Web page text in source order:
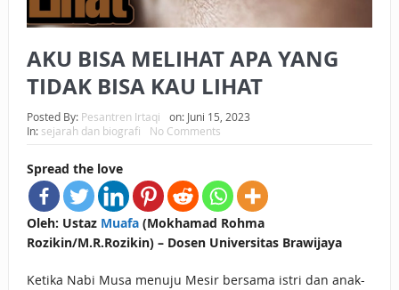
ISTIDLAL BATIL VS ISTIDLAL SYAR’I
BAHASA CINTA KARENA ALLAH
HUKUM MEMBAYAR ZAKAT DENGAN CARA MENGANGSUR
HUKUM MEMBAYAR ZAKAT KEPADA KERABAT SENDIRI
AKU BISA MELIHAT APA YANG
TIDAK BISA KAU LIHAT
Posted By: Pesantren Irtaqi on: Juni 15, 2023
In: sejarah dan biografi No Comments
Spread the love
Oleh: Ustaz Muafa(Mokhamad Rohma
Rozikin/M.R.Rozikin) – Dosen Universitas Brawijaya
Ketika Nabi Musa menuju Mesir bersama istri dan anak-